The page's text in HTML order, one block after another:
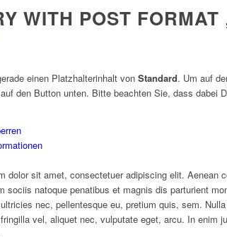
WITH POST FORMAT
einen Platzhalterinhalt von Standard. Um auf
den Button unten. Bitte beachten Sie, dass dabei
dolor sit amet, consectetuer adipiscing elit. Aenean
sociis natoque penatibus et magnis dis parturient
nec, pellentesque eu, pretium quis, sem.
vel, aliquet nec, vulputate eget, arcu. In enim